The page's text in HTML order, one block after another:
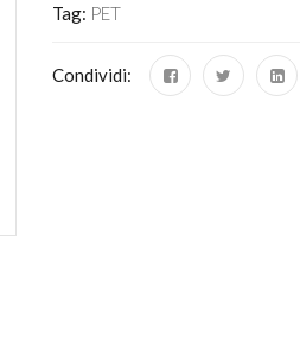
Tag: PET
Condividi: